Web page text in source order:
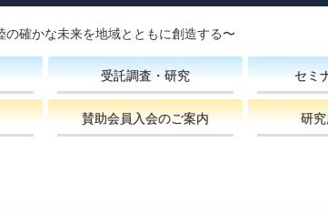
の確かな未来を地域とともに創造する〜
受託調査・研究 セミ
賛助会員入会のご案内 研